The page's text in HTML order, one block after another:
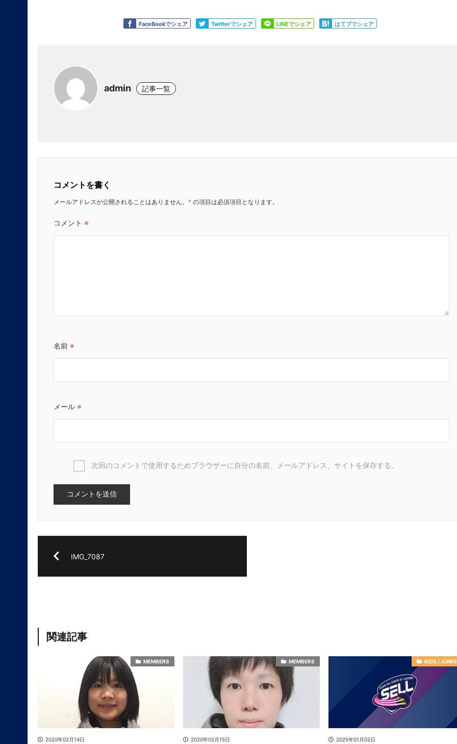
FaceBookでシェア
Like Twitterでシェア
Tweet LINEでシェア
Share はてブでシェア
Share
admin 記事一覧
コメントを書く
メールアドレスが公開されることはありません。 * の項目は必須項目となります。
コメント ※
名前 ※
メール ※
次回のコメントで使用するためブラウザーに自分の名前、メールアドレス、サイトを保存する。
IMG_7087
関連記事
MEMBERS
2020年02月14日
MEMBERS
2020年02月15日
KIDS /
2025年01月02日